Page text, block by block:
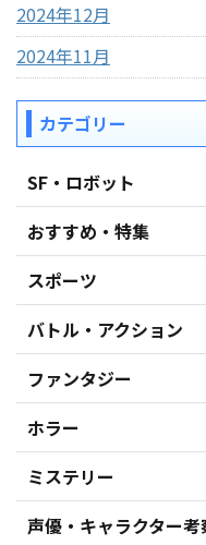
2024年12月
2024年11月
カテゴリー
SF・ロボット
おすすめ・特集
スポーツ
バトル・アクション
ファンタジー
ホラー
ミステリー
声優・キャラクター考